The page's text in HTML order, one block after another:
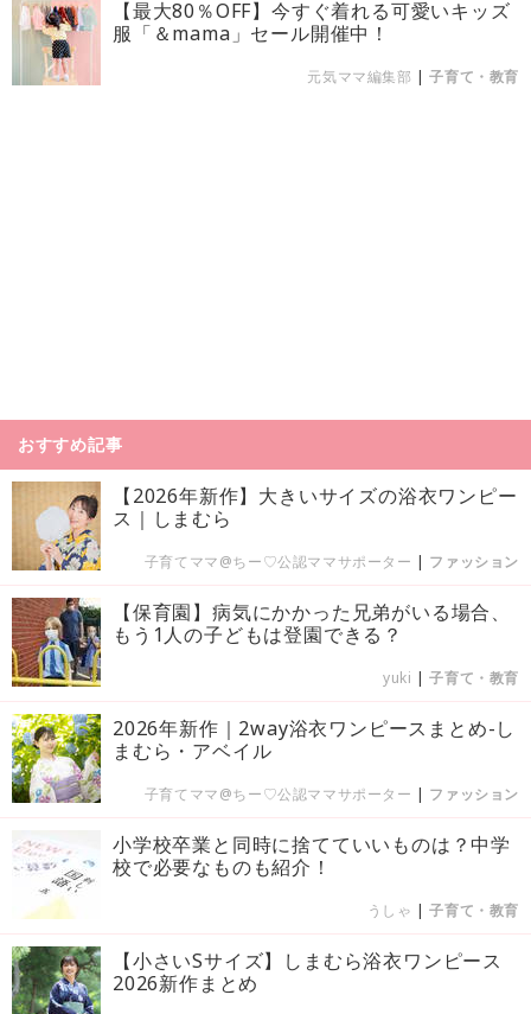
【最大80％OFF】今すぐ着れる可愛いキッズ
服「＆mama」セール開催中！
元気ママ編集部 |子育て・教育
おすすめ記事
【2026年新作】大きいサイズの浴衣ワンピー
ス｜しまむら
子育てママ@ちー♡公認ママサポーター | ファッション
【保育園】病気にかかった兄弟がいる場合、
もう1人の子どもは登園できる？
yuki |子育て・教育
2026年新作｜2way浴衣ワンピースまとめ-し
まむら・アベイル
子育てママ@ちー♡公認ママサポーター | ファッション
小学校卒業と同時に捨てていいものは？中学
校で必要なものも紹介！
うしゃ |子育て・教育
【小さいSサイズ】しまむら浴衣ワンピース
2026新作まとめ